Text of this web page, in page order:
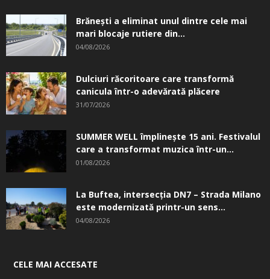
Brănești a eliminat unul dintre cele mai
mari blocaje rutiere din...
04/08/2026
Dulciuri răcoritoare care transformă
canicula într-o adevărată plăcere
31/07/2026
SUMMER WELL împlinește 15 ani. Festivalul
care a transformat muzica într-un...
01/08/2026
La Buftea, intersecţia DN7 – Strada Milano
este modernizată printr-un sens...
04/08/2026
CELE MAI ACCESATE